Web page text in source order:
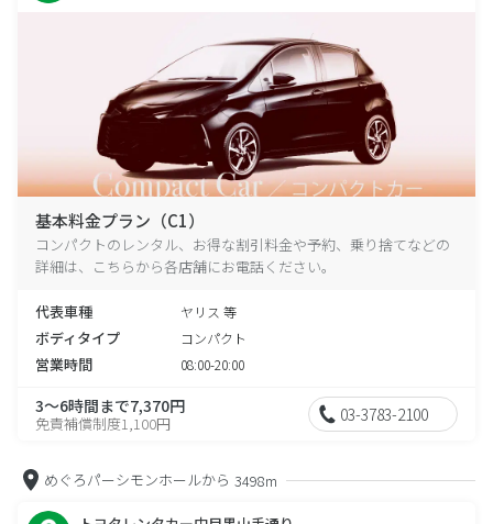
基本料金プラン（C1）
コンパクトのレンタル、お得な割引料金や予約、乗り捨てなどの
詳細は、こちらから各店舗にお電話ください。
代表車種 ヤリス 等
ボディタイプ コンパクト
営業時間 08:00-20:00
3～6時間まで7,370円
免責補償制度1,100円 03-3783-2100
めぐろパーシモンホールから 3498m